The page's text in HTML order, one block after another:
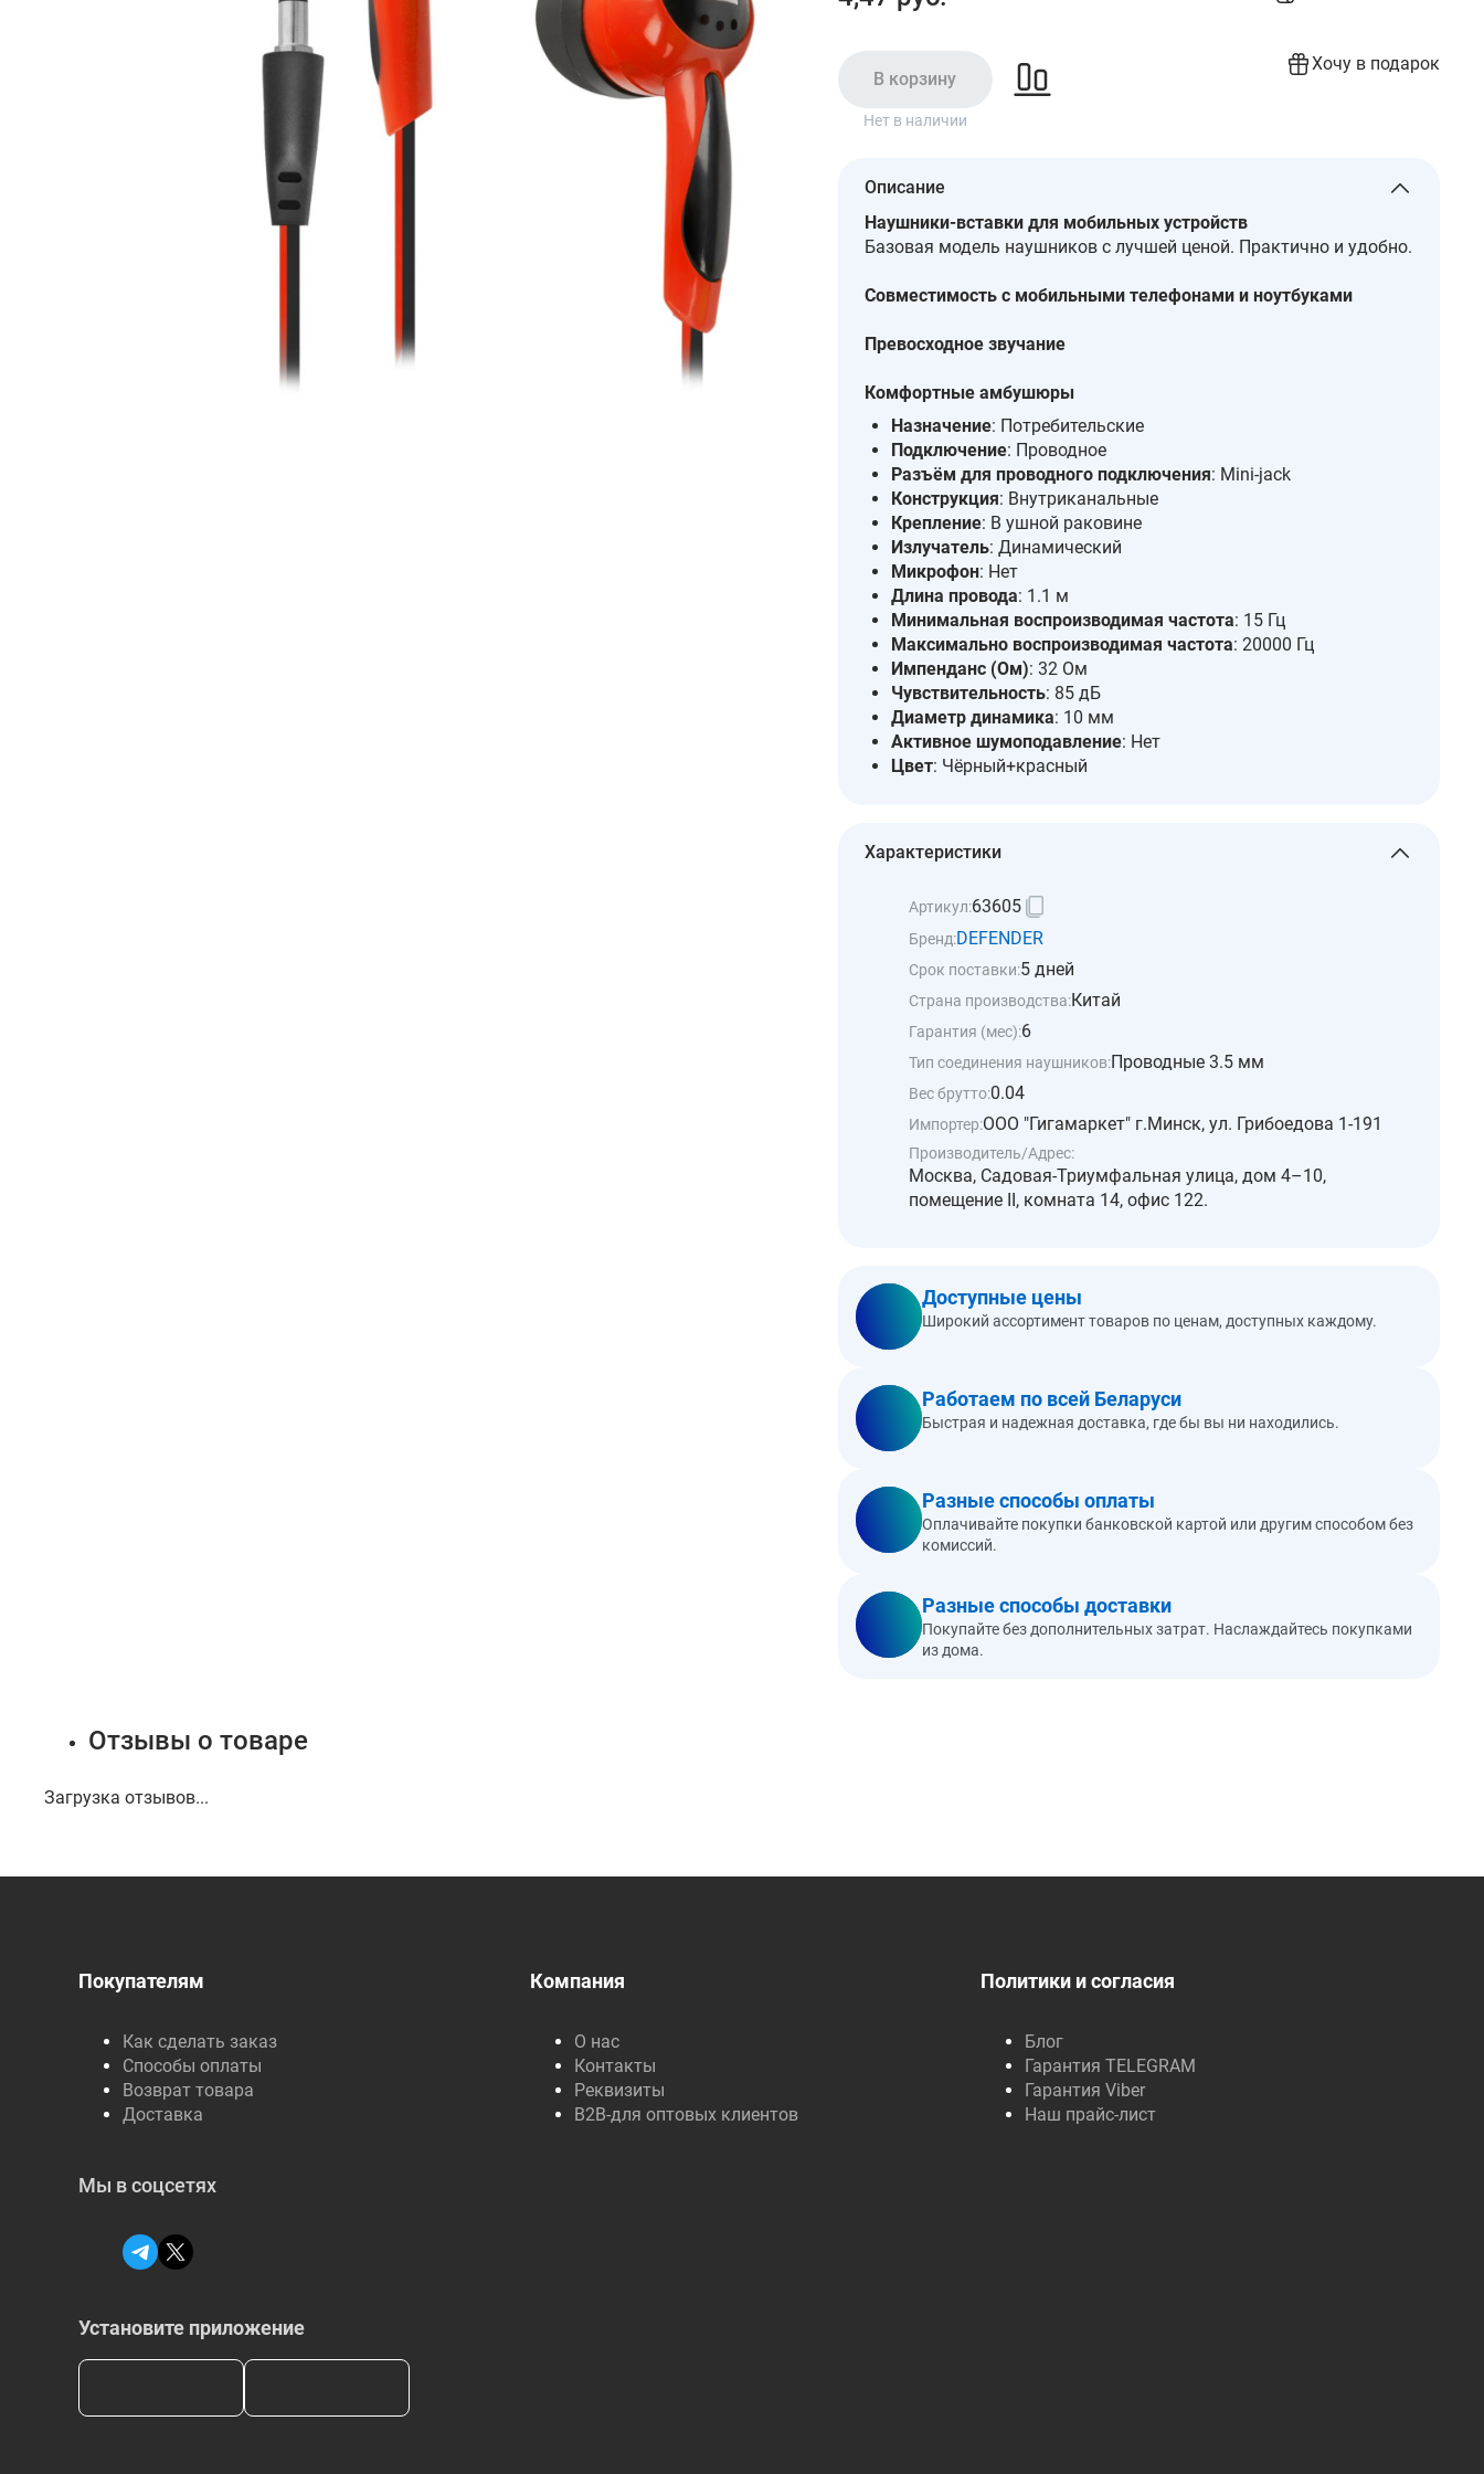
В корзину
Нет в наличии
Хочу в подарок
Описание
Наушники-вставки для мобильных устройств
Базовая модель наушников с лучшей ценой. Практично и удобно.
Совместимость с мобильными телефонами и ноутбуками
Превосходное звучание
Комфортные амбушюры
Назначение: Потребительские
Подключение: Проводное
Разъём для проводного подключения: Mini-jack
Конструкция: Внутриканальные
Крепление: В ушной раковине
Излучатель: Динамический
Микрофон: Нет
Длина провода: 1.1 м
Минимальная воспроизводимая частота: 15 Гц
Максимально воспроизводимая частота: 20000 Гц
Импенданс (Ом): 32 Ом
Чувствительность: 85 дБ
Диаметр динамика: 10 мм
Активное шумоподавление: Нет
Цвет: Чёрный+красный
Характеристики
Артикул:63605
Бренд:DEFENDER
Срок поставки:5 дней
Страна производства:Китай
Гарантия (мес):6
Тип соединения наушников:Проводные 3.5 мм
Вес брутто:0.04
Импортер:ООО "Гигамаркет" г.Минск, ул. Грибоедова 1-191
Производитель/Адрес:
Москва, Садовая-Триумфальная улица, дом 4–10,
помещение II, комната 14, офис 122.
Доступные цены
Широкий ассортимент товаров по ценам, доступных каждому.
Работаем по всей Беларуси
Быстрая и надежная доставка, где бы вы ни находились.
Разные способы оплаты
Оплачивайте покупки банковской картой или другим способом без
комиссий.
Разные способы доставки
Покупайте без дополнительных затрат. Наслаждайтесь покупками
из дома.
Отзывы о товаре
Загрузка отзывов...
Покупателям
Как сделать заказ
Способы оплаты
Возврат товара
Доставка
Компания
О нас
Контакты
Реквизиты
B2B-для оптовых клиентов
Политики и согласия
Блог
Гарантия TELEGRAM
Гарантия Viber
Наш прайс-лист
Установите приложение
Мы в соцсетях